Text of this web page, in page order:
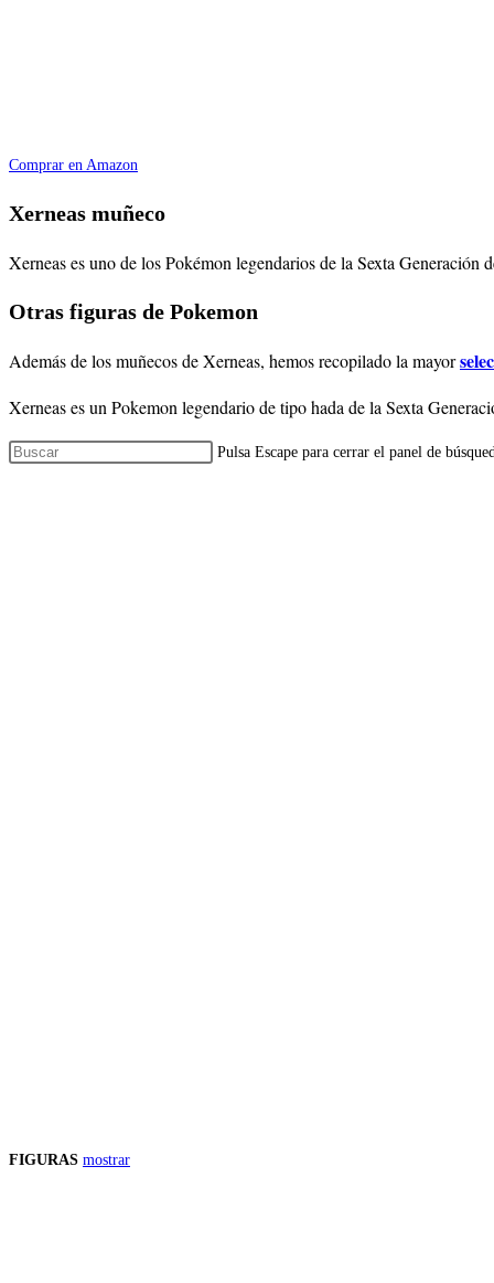
Comprar en Amazon
Xerneas muñeco
Xerneas es uno de los Pokémon legendarios de la Sexta
Otras figuras de Pokemon
Además de los muñecos de Xerneas, hemos recopilado la mayor
Xerneas es un Pokemon legendario de tipo hada de la Sexta
Pulsa Escape para cerrar el panel de
FIGURAS mostrar